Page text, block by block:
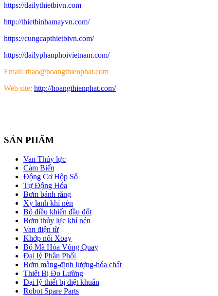
https://dailythietbivn.com
http://thietbinhamayvn.com/
https://cungcapthietbivn.com/
https://dailyphanphoivietnam.com/
Email: thao@hoangthienphat.com
Web site: http://hoangthienphat.com/
SẢN PHẨM
Van Thủy lực
Cảm Biến
Động Cơ Hộp Số
Tự Động Hóa
Bơm bánh răng
Xy lanh khí nén
Bộ điều khiển đầu đốt
Bơm thủy lực khí nén
Van điện từ
Khớp nối Xoay
Bộ Mã Hóa Vòng Quay
Đại lý Phân Phối
Bơm màng-định lượng-hóa chất
Thiết Bị Đo Lường
Đại lý thiết bị diệt khuẩn
Robot Spare Parts